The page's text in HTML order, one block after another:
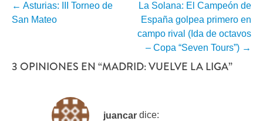
NAVEGACIÓN
← Asturias: III Torneo de
San Mateo
La Solana: El Campeón de
España golpea primero en
campo rival (Ida de octavos
– Copa “Seven Tours”) →
3 OPINIONES EN “MADRID: VUELVE LA LIGA”
juancar dice: